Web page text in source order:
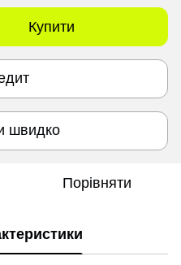
Купити
швидко
Порівняти